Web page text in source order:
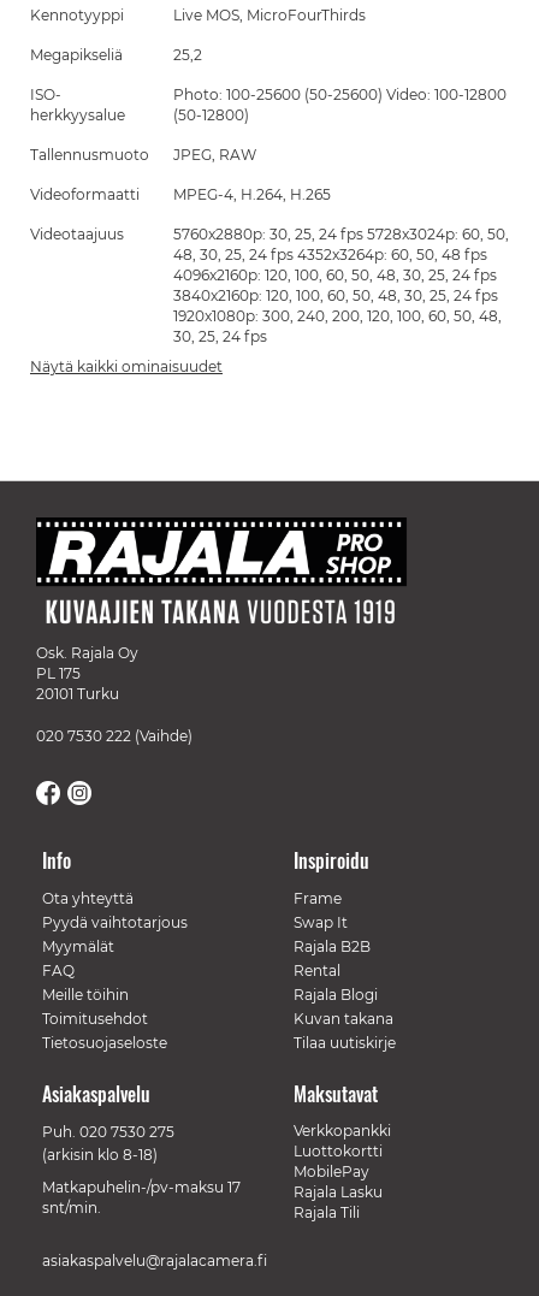
Kennotyyppi Live MOS, MicroFourThirds
Megapikseliä 25,2
ISO-
herkkyysalue
Photo: 100-25600 (50-25600) Video: 100-12800
(50-12800)
Tallennusmuoto JPEG, RAW
Videoformaatti MPEG-4, H.264, H.265
Videotaajuus
5760x2880p: 30, 25, 24 fps 5728x3024p: 60, 50,
48, 30, 25, 24 fps 4352x3264p: 60, 50, 48 fps
4096x2160p: 120, 100, 60, 50, 48, 30, 25, 24 fps
3840x2160p: 120, 100, 60, 50, 48, 30, 25, 24 fps
1920x1080p: 300, 240, 200, 120, 100, 60, 50, 48,
30, 25, 24 fps
Näytä kaikki ominaisuudet
Osk. Rajala Oy
PL 175
20101 Turku
020 7530 222 (Vaihde)
Info
Ota yhteyttä
Pyydä vaihtotarjous
Myymälät
FAQ
Meille töihin
Toimitusehdot
Tietosuojaseloste
Inspiroidu
Frame
Swap It
Rajala B2B
Rental
Rajala Blogi
Kuvan takana
Tilaa uutiskirje
Maksutavat
Verkkopankki
Luottokortti
MobilePay
Rajala Lasku
Rajala Tili
Asiakaspalvelu
Puh. 020 7530 275
(arkisin klo 8-18)
Matkapuhelin-/pv-maksu 17
snt/min.
asiakaspalvelu@rajalacamera.fi